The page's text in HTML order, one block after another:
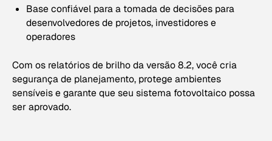
Base confiável para a tomada de decisões para
desenvolvedores de projetos, investidores e
operadores
Com os relatórios de brilho da versão 8.2, você cria
segurança de planejamento, protege ambientes
sensíveis e garante que seu sistema fotovoltaico possa
ser aprovado.